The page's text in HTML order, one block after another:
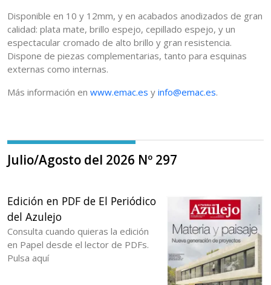
Disponible en 10 y 12mm, y en acabados anodizados de gran
calidad: plata mate, brillo espejo, cepillado espejo, y un
espectacular cromado de alto brillo y gran resistencia.
Dispone de piezas complementarias, tanto para esquinas
externas como internas.
Más información en www.emac.es y info@emac.es.
Julio/Agosto del 2026 Nº 297
Edición en PDF de El Periódico
del Azulejo
Consulta cuando quieras la edición
en Papel desde el lector de PDFs.
Pulsa aquí